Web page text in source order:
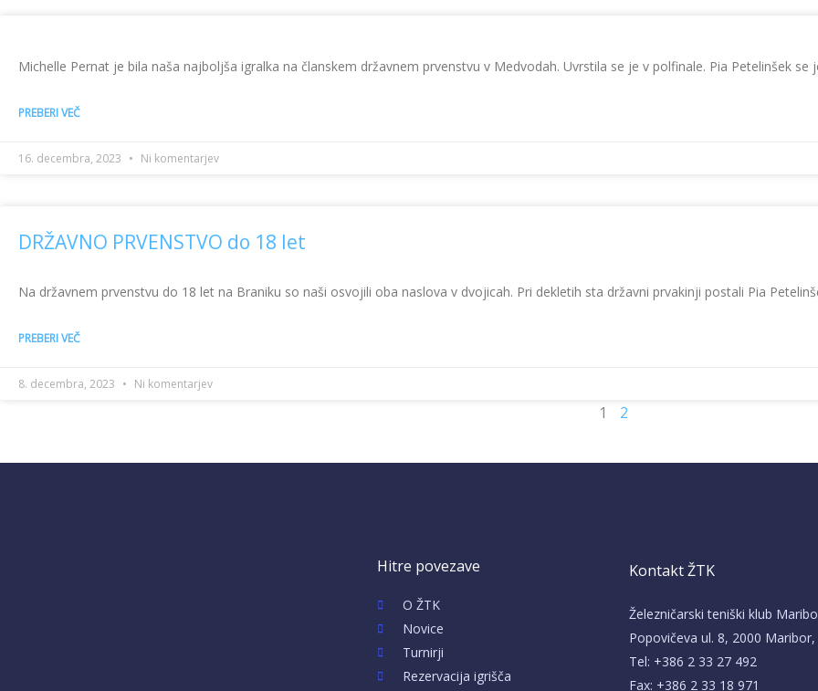
Michelle Pernat je bila naša najboljša igralka na članskem državnem prvenstvu v Medvodah. Uvrstila se je v polfinale. Pia Petelinšek se
PREBERI VEČ
16. decembra, 2023 Ni komentarjev
DRŽAVNO PRVENSTVO do 18 let
Na državnem prvenstvu do 18 let na Braniku so naši osvojili oba naslova v dvojicah. Pri dekletih sta državni prvakinji postali Pia
PREBERI VEČ
8. decembra, 2023 Ni komentarjev
1 2
Hitre povezave
O ŽTK
Novice
Turnirji
Rezervacija igrišča
Kontakt ŽTK
Železničarski teniški klub
Popovičeva ul. 8, 2000
Tel: +386 2 33 27 492
Fax: +386 2 33 18 971